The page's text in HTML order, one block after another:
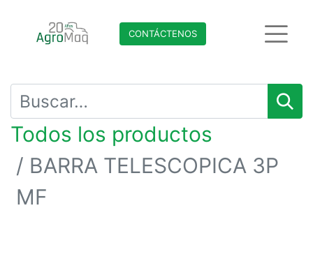
CONTÁCTENO​​​​S
Todos los productos
BARRA TELESCOPICA 3P
MF